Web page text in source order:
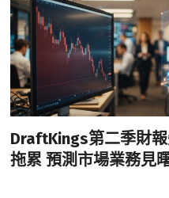
DraftKings第二季財
拖累 預測市場業務見